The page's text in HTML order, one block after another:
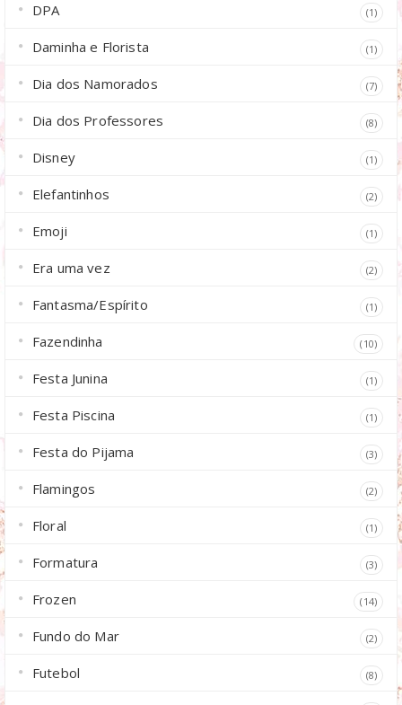
DPA (1)
Daminha e Florista (1)
Dia dos Namorados (7)
Dia dos Professores (8)
Disney (1)
Elefantinhos (2)
Emoji (1)
Era uma vez (2)
Fantasma/Espírito (1)
Fazendinha (10)
Festa Junina (1)
Festa Piscina (1)
Festa do Pijama (3)
Flamingos (2)
Floral (1)
Formatura (3)
Frozen (14)
Fundo do Mar (2)
Futebol (8)